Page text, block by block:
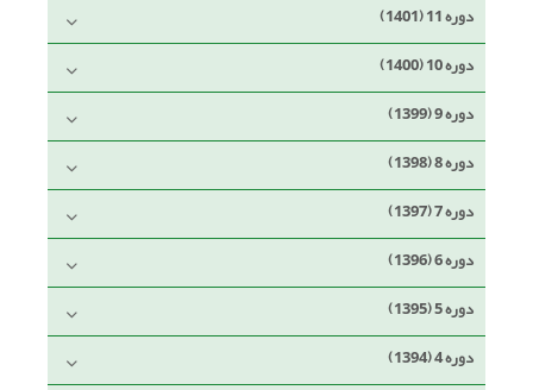
دوره 11 (1401)
دوره 10 (1400)
دوره 9 (1399)
دوره 8 (1398)
دوره 7 (1397)
دوره 6 (1396)
دوره 5 (1395)
دوره 4 (1394)